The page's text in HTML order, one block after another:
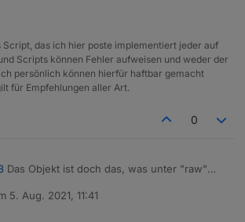
Script, das ich hier poste implementiert jeder auf
Scripts können Fehler aufweisen und weder der
persönlich können hierfür haftbar gemacht
für Empfehlungen aller Art.
0
Das Objekt ist doch das, was unter "raw"
5. Aug. 2021, 11:41
von